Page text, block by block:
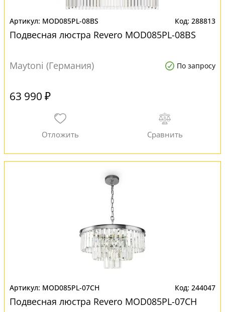
MOD085PL-08BS 288813
Подвесная люстра Revero MOD085PL-08BS
Maytoni (Германия) По запросу
63 990 ₽
MOD085PL-07CH 244047
Подвесная люстра Revero MOD085PL-07CH